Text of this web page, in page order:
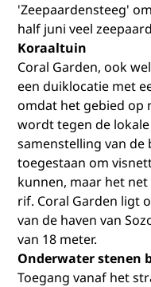
'Zeepaardensteeg'
half juni veel
Koraaltuin
Coral Garden, ook
een duiklocatie met
omdat het gebied op
wordt tegen de
samenstelling van
toegestaan om
kunnen, maar het
rif. Coral Garden ligt
van de haven van
van 18 meter.
Onderwater stenen
Toegang vanaf het